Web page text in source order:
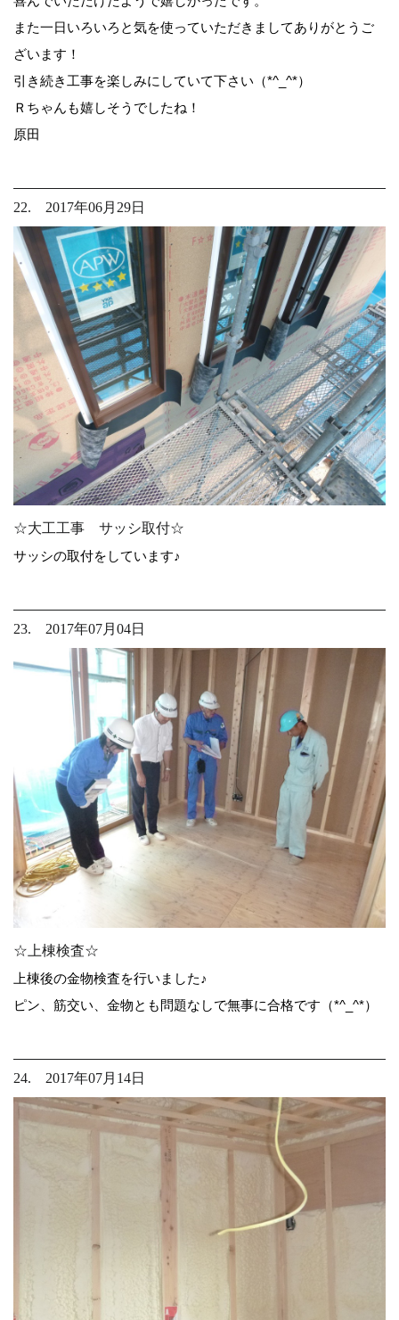
また一日いろいろと気を使っていただきましてありがとうご
ざいます！
引き続き工事を楽しみにしていて下さい（*^_^*）
Ｒちゃんも嬉しそうでしたね！
原田
22. 2017年06月29日
☆大工工事 サッシ取付☆
サッシの取付をしています♪
23. 2017年07月04日
☆上棟検査☆
上棟後の金物検査を行いました♪
ピン、筋交い、金物とも問題なしで無事に合格です（*^_^*）
24. 2017年07月14日